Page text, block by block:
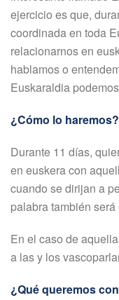
ejercicio es que,
coordinada en toda
relacionarnos en
hablamos o
Euskaraldia
¿Cómo lo haremos?
Durante 11 días,
en euskera con
cuando se dirijan a
palabra también será
En el caso de
a las y los
¿Qué queremos